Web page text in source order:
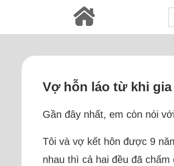
Vợ hỗn láo từ khi
Gần đây nhất, em còn nói
Tôi và vợ kết hôn được 9
nhau thì cả hai đều đã